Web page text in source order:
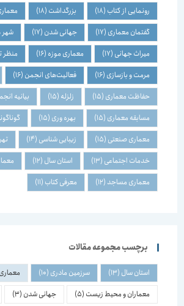
رونمایی از کتاب(18) بزرگداشت(18) معماری
گفتمان معماری(17) جهانی شدن(17) شهر
میراث جهانی(17) معماری موزه(16) منظر
مرمت و بازسازی(16) فعالیت‌های انجمن(16)
حفاظت معماری(15) زلزله(15) بیانیه انجمن(15)
مسابقه معماری(15) بهره وری(15)
معماری صنعتی(15) زیبایی شناسی(14) تهران(14)
خدمات اجتماعی(13) استان سال(12) معماری
معماری مساجد(12) معرفی کتاب(11)
برچسب مجموعه مقالات
استان سال(13) سرزمین مادری(10) معماری
معماران و محیط زیست(5) جهانی شدن(3)